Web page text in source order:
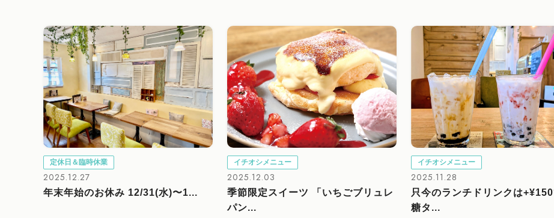
定休日＆臨時休業
2025.12.27
年末年始のお休み 12/31(水)〜1...
イチオシメニュー
2025.12.03
季節限定スイーツ 「いちごブリュレ
パン...
イチオシメニュー
2025.11.28
只今のランチドリンクは
糖タ...